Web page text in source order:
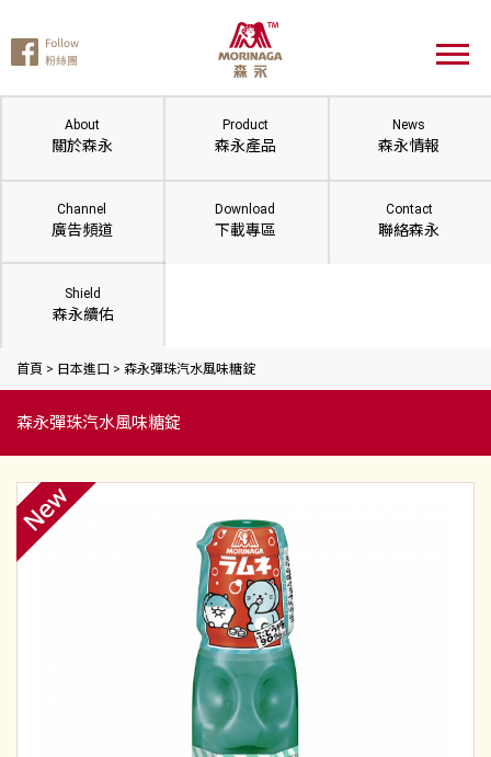
About
關於森永
Product
森永產品
News
森永情報
Channel
廣告頻道
Download
下載專區
Contact
聯絡森永
Shield
森永續佑
首頁 > 日本進口 > 森永彈珠汽水風味糖錠
森永彈珠汽水風味糖錠